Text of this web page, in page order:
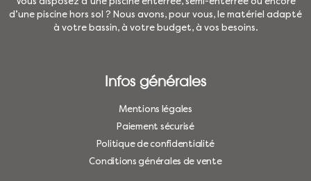
d’une piscine hors sol ? Nous avons, pour vous, le matériel adapté
à votre bassin, à votre budget, à vos besoins.
Infos générales
Mentions légales
Paiement sécurisé
Politique de confidentialité
Conditions générales de vente